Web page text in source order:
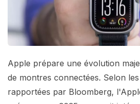
Apple prépare une évolution
de montres connectées. Selon
rapportées par Bloomberg,